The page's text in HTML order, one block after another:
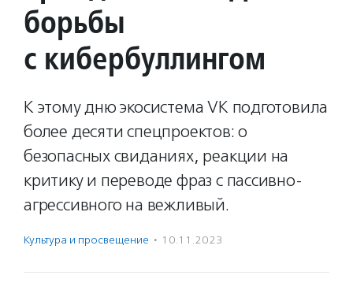
борьбы
с кибербуллингом
К этому дню экосистема VK подготовила
более десяти спецпроектов: о
безопасных свиданиях, реакции на
критику и переводе фраз с пассивно-
агрессивного на вежливый.
Культура и просвещение · 10.11.2023